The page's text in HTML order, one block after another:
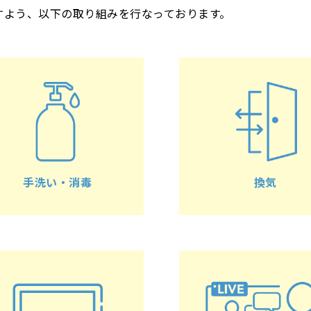
う、以下の取り組みを行なっております。
手洗い・消毒 換気